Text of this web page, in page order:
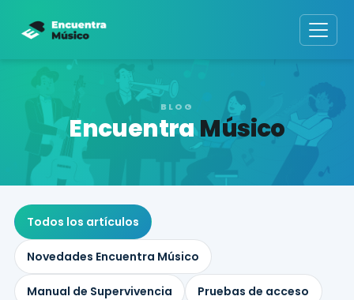
BLOG
EncuentraMúsico
Todos los artículos
Novedades Encuentra Músico
Manual de Supervivencia Pruebas de acceso